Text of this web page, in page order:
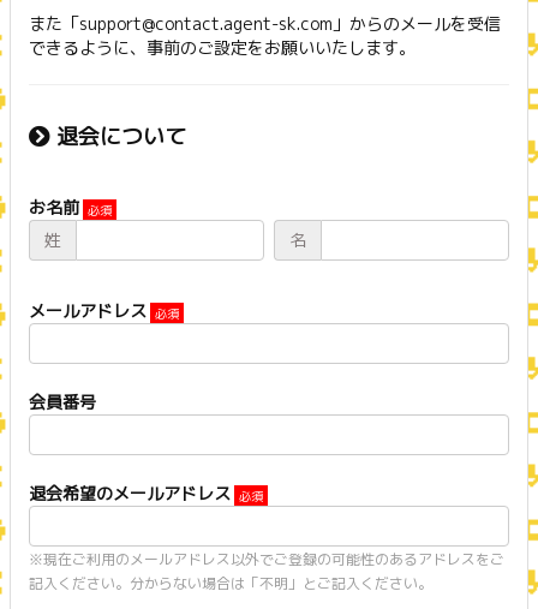
また「support@contact.agent-sk.com」からのメールを受信
できるように、事前のご設定をお願いいたします。
退会について
お名前
姓
名
メールアドレス
会員番号
退会希望のメールアドレス
※現在ご利用のメールアドレス以外でご登録の可能性のあるアドレスをご
記入ください。分からない場合は「不明」とご記入ください。